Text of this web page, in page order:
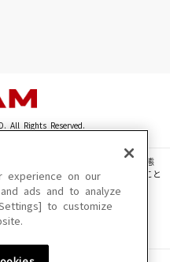
All Rights Reserved.
・写真・動画・音声等を、手段や形態
で複製、転載、ファイル化などすること
だけない場合があります。
になる場合があります。
experience on our
ads and to analyze
to customize